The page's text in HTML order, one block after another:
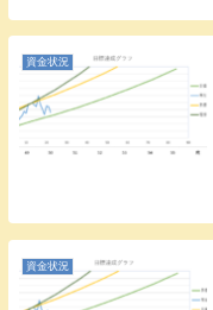
資金状況
資金状況